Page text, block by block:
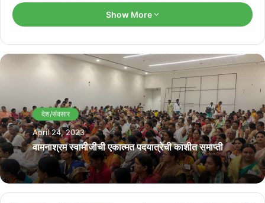
प्रतिभावंत आज पर्जळ्तात म्हणालो.
कार्यक्रमाचें उग्तावण केलें मानादिक रोनाल्ड प्रकाश डिसॊज अजेकार हाणें,
आशावादी प्रकाशनचो स्थापक तशेंच पय्णारि.कोम-चो संपादक वल्ली क्वाड्रस
अजेकार हाणें येव्कार उलव्प केलें, नाम्नेचो कोंकणी कवी ~आंड्रू एल. डिकुन्हान
’आशावादी प्रकाशनाची २५ वर्सांची वाट’ विश्यांत सविस्तार विवर दितच मानाधिक
मेल्विन डिकुन्हान ’पय्णारी दशमानॊत्सवाचो विशॆष अंको (आशावादि-२५)’ लोकार्पण
केलो. मुकेल सय्रे जाव्न नंदगॊपाल शेणय (विश्व कोंकणी कॆंद्र, मंग्ळूर),
डो.चंद्रलॆख डिसॊज (गॊवा विध्यापीठाच्या कोंकणी विभागाची आध्ली मुखेस्त), तशेंच
बाय कॊरिन रास्किन्हा (वैट-डाव्स) वेदिचेर उपस्थित आस्लिं.
Related Articles
Show More
देश/संवसार
April 24, 2023
वामनाश्रम स्वामीजीची एकात्मत पदयात्रेची काशीत समाप्ती